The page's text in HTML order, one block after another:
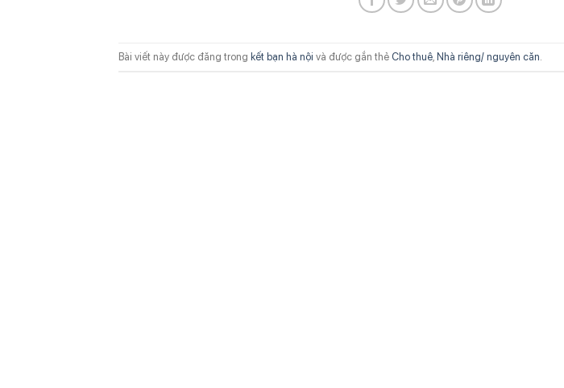
Bài viết này được đăng trong kết bạn hà nội và được gắn thẻ Cho thuê Nhà riêng/ nguyên căn